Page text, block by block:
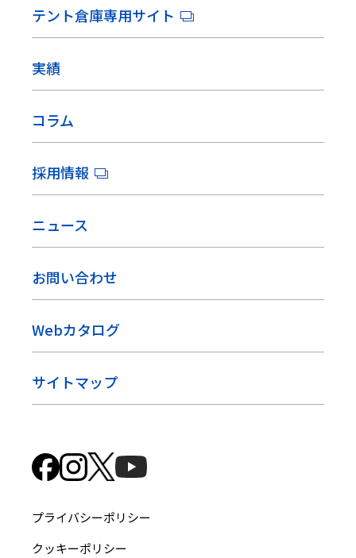
テント倉庫専用サイト
実績
コラム
採用情報
ニュース
お問い合わせ
Webカタログ
サイトマップ
プライバシーポリシー
クッキーポリシー